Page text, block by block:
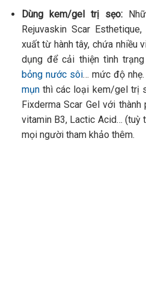
Dùng kem/gel trị sẹo:
Rejuvaskin Scar
xuất từ hành tây, chứa nhiều
dụng để cải thiện tình
bỏng nước sôi… mức độ
mụnthì các loại kem/gel trị
Fixderma Scar Gel với
vitamin B3, Lactic Acid… (tuỳ
mọi người tham khảo thêm.